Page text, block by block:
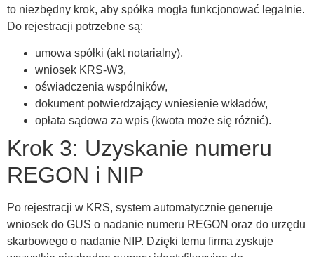
to niezbędny krok, aby spółka mogła funkcjonować legalnie.
Do rejestracji potrzebne są:
umowa spółki (akt notarialny),
wniosek KRS-W3,
oświadczenia wspólników,
dokument potwierdzający wniesienie wkładów,
opłata sądowa za wpis (kwota może się różnić).
Krok 3: Uzyskanie numeru
REGON i NIP
Po rejestracji w KRS, system automatycznie generuje
wniosek do GUS o nadanie numeru REGON oraz do urzędu
skarbowego o nadanie NIP. Dzięki temu firma zyskuje